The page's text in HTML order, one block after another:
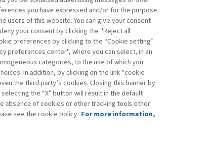
ARCHIVE
FacebookTwitterLinkedinFeeds
you have expressed and/or for the purpose
users of this website. You can give your consent
your consent by clicking the "Reject all
preferences by clicking to the “Cookie setting”
preferences center", where you can select, in an
categories, to the use of which you
In addition, by clicking on the link "cookie
the third party’s cookies. Closing this banner by
the “X” button will result in the default
absence of cookies or other tracking tools other
see the cookie policy. For more information,